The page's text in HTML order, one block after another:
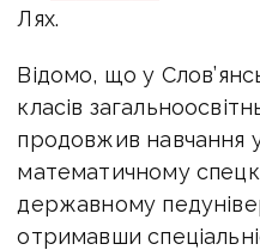
Лях.
Відомо, що у
класів
продовжив навчання
математичному
державному
отримавши